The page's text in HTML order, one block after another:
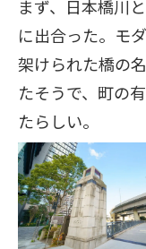
まず、日本橋川
に出合った。モ
架けられた橋の
たそうで、町の
たらしい。